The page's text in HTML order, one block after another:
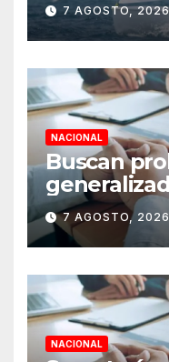
7 AGOSTO, 2026
NACIONAL
Buscan
obtener
7 AGOSTO, 2026
NACIONAL